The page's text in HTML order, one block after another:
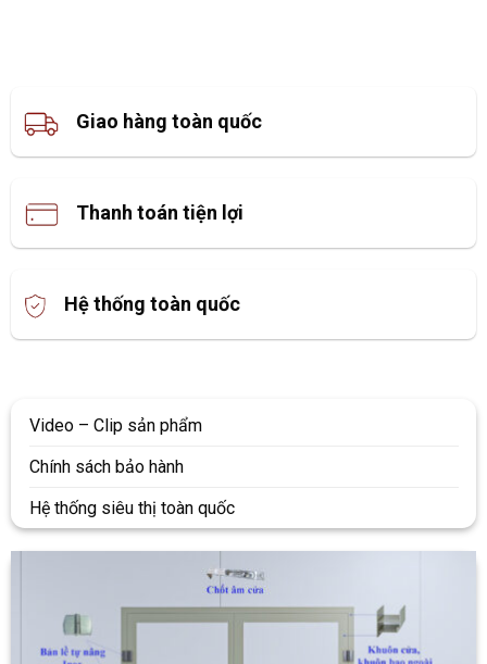
Giao hàng toàn quốc
Thanh toán tiện lợi
Hệ thống toàn quốc
Video – Clip sản phẩm
Chính sách bảo hành
Hệ thống siêu thị toàn quốc